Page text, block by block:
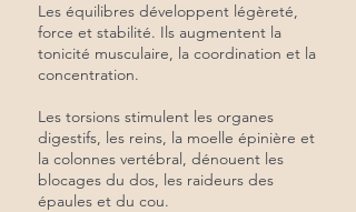
Les équilibres développent légèreté,
force et stabilité. Ils augmentent la
tonicité musculaire, la coordination et la
concentration.
Les torsions stimulent les organes
digestifs, les reins, la moelle épinière et
la colonnes vertébral, dénouent les
blocages du dos, les raideurs des
épaules et du cou.